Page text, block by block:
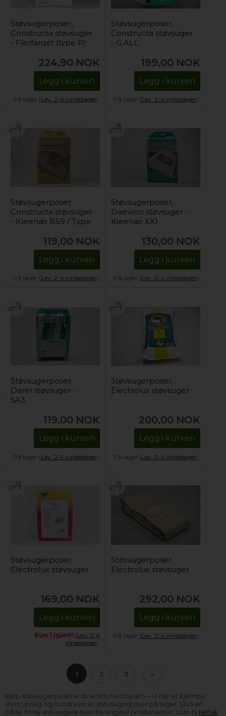
Støvsugerposer,
Constructa støvsuger
- Flerfarget (type P)
224,90 NOK
Legg i kurven
På lager (Lev. 2-4 virkedager).
Støvsugerposer,
Constructa støvsuger
- G ALL
199,00 NOK
Legg i kurven
På lager (Lev. 2-4 virkedager).
Støvsugerposer,
Constructa støvsuger
- Kleenair BS9 / Type
119,00 NOK
Legg i kurven
På lager (Lev. 2-4 virkedager).
Støvsugerposer,
Daewoo støvsuger -
Kleenair XX1
130,00 NOK
Legg i kurven
På lager (Lev. 2-4 virkedager).
Støvsugerposer,
Darel støvsuger -
SA3
119,00 NOK
Legg i kurven
På lager (Lev. 2-4 virkedager).
Støvsugerposer,
Electrolux støvsuger
200,00 NOK
Legg i kurven
På lager (Lev. 2-4 virkedager).
Støvsugerposer,
Electrolux støvsuger
169,00 NOK
Legg i kurven
Kun 1 igjen! (Lev. 2-4
virkedager).
Støvsugerposer,
Electrolux støvsuger
292,00 NOK
Legg i kurven
På lager (Lev. 2-4 virkedager).
1 2 3 »
Kjøp støvsugerposene dine hos Nettoparts – vi har et kjempe
stort utvalg og hundrevis av støvsugerposer på lager. Du kan
både finne støvsugerposer fra original producenter, som fx Nilfisk